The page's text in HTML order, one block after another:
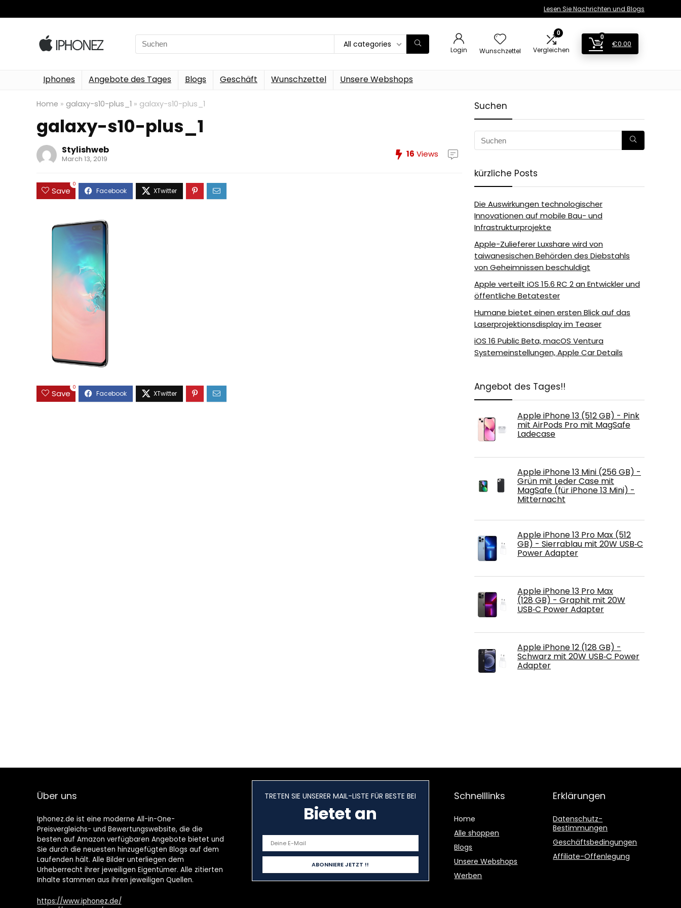
Lesen Sie Nachrichten und Blogs
Search
for:
All categories
Login Wunschzettel
0
Vergleichen
0
€0.00
Iphones Angebote des Tages Blogs Geschäft Wunschzettel Unsere Webshops
Home » galaxy-s10-plus_1 » galaxy-s10-plus_1
galaxy-s10-plus_1
Stylishweb
March 13, 2019 16 Views
Save
0
Save
0
Suchen
kürzliche Posts
Die Auswirkungen technologischer
Innovationen auf mobile Bau- und
Infrastrukturprojekte
Apple-Zulieferer Luxshare wird von
taiwanesischen Behörden des Diebstahls
von Geheimnissen beschuldigt
Apple verteilt iOS 15.6 RC 2 an Entwickler und
öffentliche Betatester
Humane bietet einen ersten Blick auf das
Laserprojektionsdisplay im Teaser
iOS 16 Public Beta, macOS Ventura
Systemeinstellungen, Apple Car Details
Angebot des Tages!!
Apple iPhone 13 (512 GB) - Pink
mit AirPods Pro mit MagSafe
Ladecase
Apple iPhone 13 Mini (256 GB) -
Grün mit Leder Case mit
MagSafe (für iPhone 13 Mini) -
Mitternacht
Apple iPhone 13 Pro Max (512
GB) - Sierrablau mit 20W USB‑C
Power Adapter
Apple iPhone 13 Pro Max
(128 GB) - Graphit mit 20W
USB‑C Power Adapter
Apple iPhone 12 (128 GB) -
Schwarz mit 20W USB‑C Power
Adapter
Über uns
Iphonez.de ist eine moderne All-in-One-
Preisvergleichs- und Bewertungswebsite, die die
besten auf Amazon verfügbaren Angebote bietet und
Sie durch die neuesten hinzugefügten Blogs auf dem
Laufenden hält. Alle Bilder unterliegen dem
Urheberrecht ihrer jeweiligen Eigentümer. Alle zitierten
Inhalte stammen aus ihren jeweiligen Quellen.
https://www.iphonez.de/
TRETEN SIE UNSERER MAIL-LISTE FÜR BESTE BEI
Bietet an
Schnelllinks
Home
Alle shoppen
Blogs
Unsere Webshops
Werben
Erklärungen
Datenschutz-
Bestimmungen
Geschäftsbedingungen
Affiliate-Offenlegung